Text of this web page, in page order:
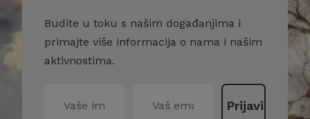
Budite u toku s našim događanjima i
primajte više informacija o nama i našim
aktivnostima.